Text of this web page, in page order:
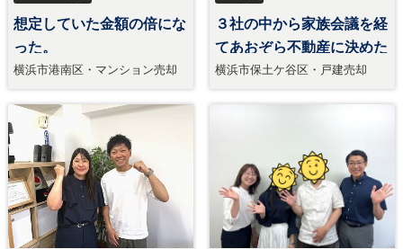
想定していた金額の倍にな
った。
横浜市港南区・マンション売却
３社の中から家族会議を経
てあおぞら不動産に決めた
横浜市保土ケ谷区・戸建売却